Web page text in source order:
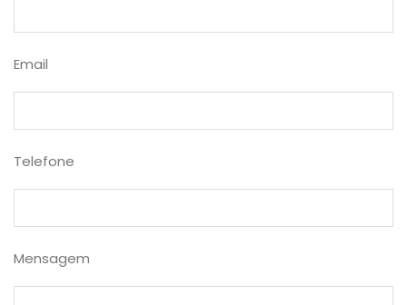
Email
Telefone
Mensagem